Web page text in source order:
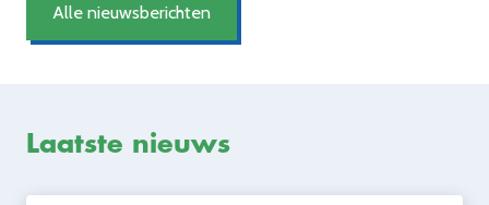
Alle nieuwsberichten
Laatste nieuws